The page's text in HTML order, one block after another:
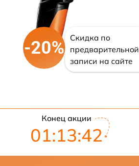
-20%
Скидка по
предварительной
записи на сайте
Конец акции
01:13:41